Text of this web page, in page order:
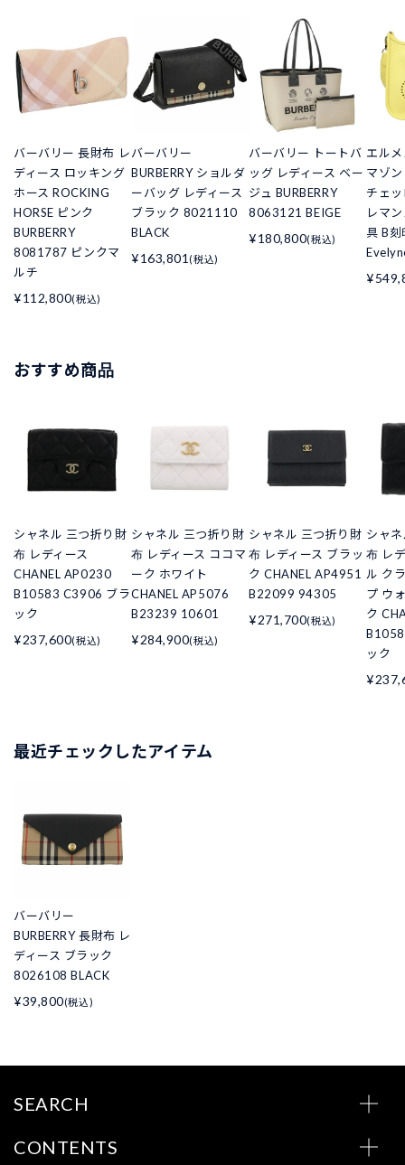
バーバリー 長財布 レ
ディース ロッキング
ホース ROCKING
HORSE ピンク
BURBERRY
8081787 ピンクマ
ルチ
¥112,800(税込)
バーバリー
BURBERRY ショルダ
ーバッグ レディース
ブラック 8021110
BLACK
¥163,801 (税込)
バーバリー トートバ
ッグ レディース ベー
ジュ BURBERRY
8063121 BEIGE
¥180,800(税込)
エル
マゾ
チェ
レマ
具 B刻
おすすめ商品
シャネル 三つ折り財
布 レディース
CHANEL AP0230
B10583 C3906 ブラ
ック
¥237,600(税込)
シャネル 三つ折り財
布 レディース ココマ
ーク ホワイト
CHANEL AP5076
B23239 10601
¥284,900(税込)
シャネル 三つ折り財
布 レディース ブラッ
ク CHANEL AP4951
B22099 94305
¥271,700(税込)
シャ
布 レ
ル ク
プ ウ
ク
ック
最近チェックしたアイテム
バーバリー
BURBERRY 長財布 レ
ディース ブラック
8026108 BLACK
¥39,800(税込)
SEARCH
CONTENTS